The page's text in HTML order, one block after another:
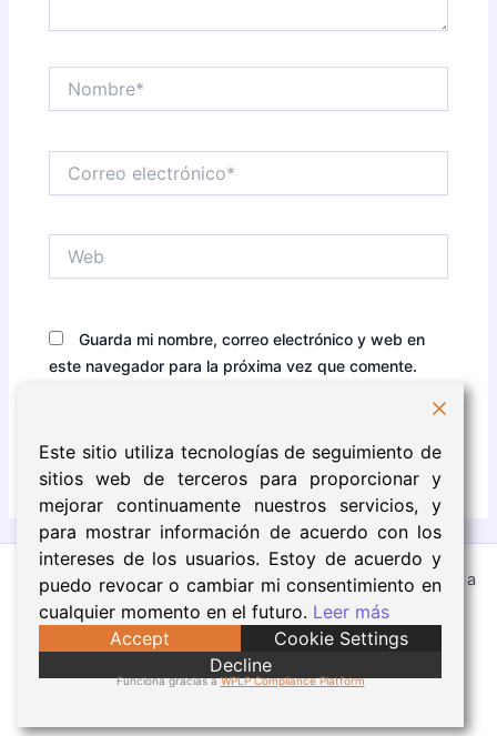
electrónico*
Guarda mi nombre, correo electrónico y web en
este navegador para la próxima vez que comente.
Todos los derechos © 2026 Eva Núñez | Funciona gracias a
Tema Astra para WordPress
Aviso Legal
Política de Cookies
Este sitio utiliza tecnologías de seguimiento de
sitios web de terceros para proporcionar y
mejorar continuamente nuestros servicios, y
para mostrar información de acuerdo con los
intereses de los usuarios. Estoy de acuerdo y
puedo revocar o cambiar mi consentimiento en
cualquier momento en el futuro. Leer más
Accept
Cookie Settings
Decline
Funciona gracias aWPLP Compliance Platform